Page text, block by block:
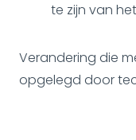
te zijn van
Verandering die
opgelegd door